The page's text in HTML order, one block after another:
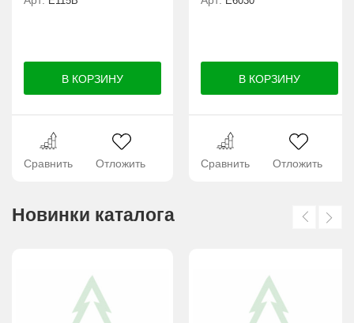
Сравнить Отложить Сравнить Отложить
Новинки каталога